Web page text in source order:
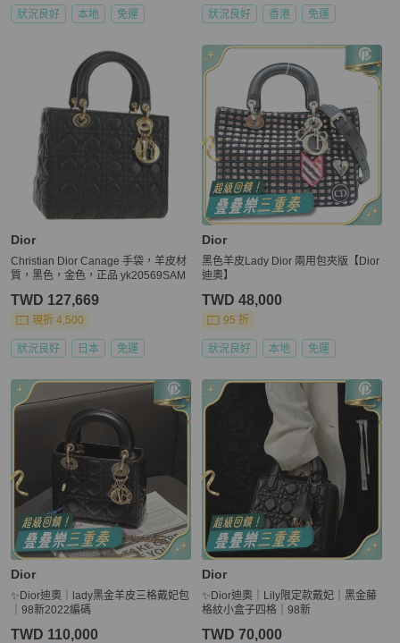
狀況良好 本地 免運 狀況良好 香港 免運
Dior
Christian Dior Canage 手袋，羊皮材
質，黑色，金色，正品 yk20569SAM
TWD 127,669
現折 4,500
狀況良好 日本 免運
Dior
黑色羊皮Lady Dior 兩用包夾版【Dior
迪奧】
TWD 48,000
95 折
狀況良好 本地 免運
Dior
✨Dior迪奧｜lady黑金羊皮三格戴妃包
｜98新2022編碼
TWD 110,000
Dior
✨Dior迪奧｜Lily限定款戴妃｜黑金藤
格紋小盒子四格｜98新
TWD 70,000